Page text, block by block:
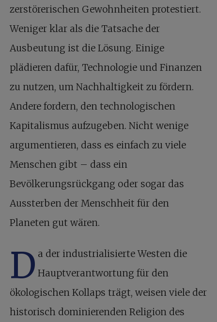
zerstörerischen Gewohnheiten protestiert.
Weniger klar als die Tatsache der
Ausbeutung ist die Lösung. Einige
plädieren dafür, Technologie und Finanzen
zu nutzen, um Nachhaltigkeit zu fördern.
Andere fordern, den technologischen
Kapitalismus aufzugeben. Nicht wenige
argumentieren, dass es einfach zu viele
Menschen gibt – dass ein
Bevölkerungsrückgang oder sogar das
Aussterben der Menschheit für den
Planeten gut wären.
D a der industrialisierte Westen die
Hauptverantwortung für den
ökologischen Kollaps trägt, weisen viele der
historisch dominierenden Religion des